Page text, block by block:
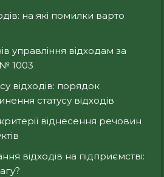
на які помилки варто
управління відходам за
1003
відходів: порядок
статусу відходів
віднесення речовин
відходів на підприємстві: